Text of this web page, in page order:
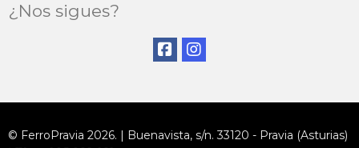
¿Nos sigues?
© FerroPravia 2026. | Buenavista, s/n. 33120 - Pravia (Asturias)